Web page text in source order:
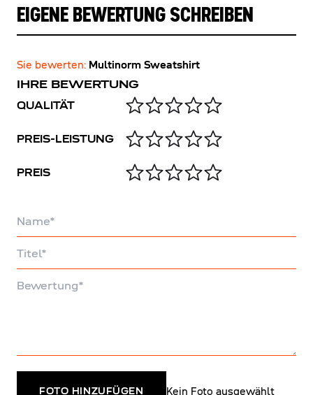
EIGENE BEWERTUNG SCHREIBEN
Sie bewerten: Multinorm Sweatshirt
IHRE BEWERTUNG
QUALITÄT
PREIS-LEISTUNG
PREIS
FOTO HINZUFÜGEN Kein Foto ausgewählt